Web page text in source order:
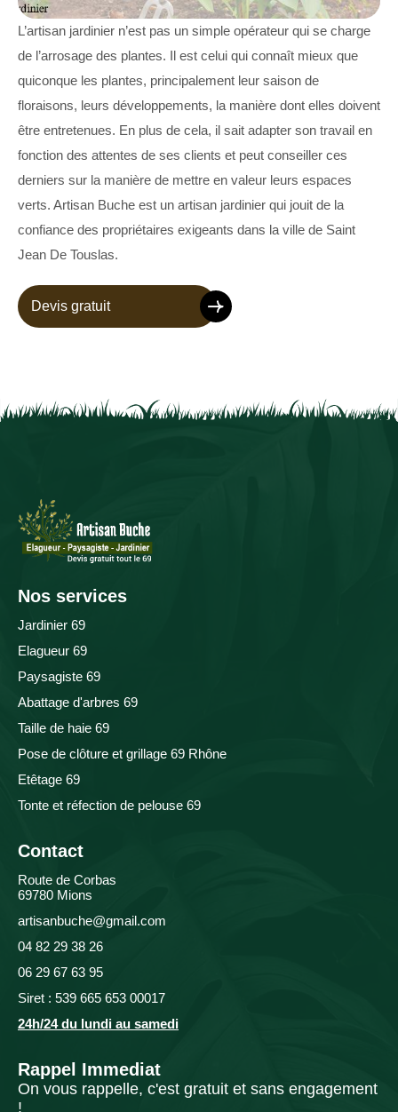
L’artisan jardinier n’est pas un simple opérateur qui se charge
de l’arrosage des plantes. Il est celui qui connaît mieux que
quiconque les plantes, principalement leur saison de
floraisons, leurs développements, la manière dont elles doivent
être entretenues. En plus de cela, il sait adapter son travail en
fonction des attentes de ses clients et peut conseiller ces
derniers sur la manière de mettre en valeur leurs espaces
verts. Artisan Buche est un artisan jardinier qui jouit de la
confiance des propriétaires exigeants dans la ville de Saint
Jean De Touslas.
Devis gratuit
Nos services
Jardinier 69
Elagueur 69
Paysagiste 69
Abattage d'arbres 69
Taille de haie 69
Pose de clôture et grillage 69 Rhône
Etêtage 69
Tonte et réfection de pelouse 69
Contact
Route de Corbas
69780 Mions
artisanbuche@gmail.com
04 82 29 38 26
06 29 67 63 95
Siret : 539 665 653 00017
24h/24 du lundi au samedi
Rappel Immediat
On vous rappelle, c'est gratuit et sans engagement
!